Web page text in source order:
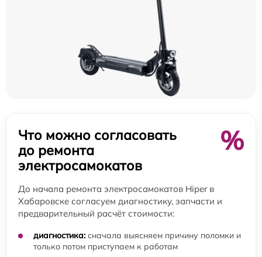
Что можно согласовать
до ремонта
электросамокатов
%
До начала ремонта электросамокатов Hiper в
Хабаровске согласуем диагностику, запчасти и
предварительный расчёт стоимости:
диагностика: сначала выясняем причину поломки и
только потом приступаем к работам